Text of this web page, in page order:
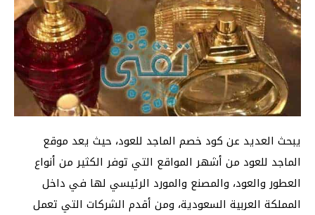
يبحث العديد عن كود خصم الماجد للعود، حيث يعد موقع
الماجد للعود من أشهر المواقع التي توفر الكثير من أنواع
العطور والعود، والمصنع والمورد الرئيسي لها في داخل
المملكة العربية السعودية، ومن أقدم الشركات التي تعمل